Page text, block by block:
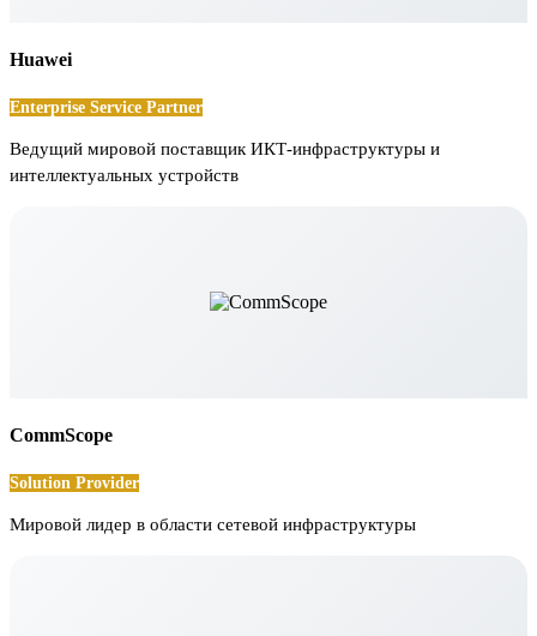
Huawei
Enterprise Service Partner
Ведущий мировой поставщик ИКТ-инфраструктуры и
интеллектуальных устройств
CommScope
Solution Provider
Мировой лидер в области сетевой инфраструктуры